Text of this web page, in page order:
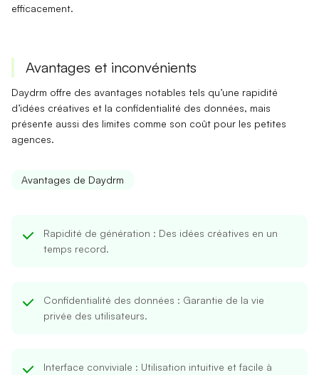
efficacement.
Avantages et inconvénients
Daydrm offre des avantages notables tels qu’une rapidité
d’idées créatives et la confidentialité des données, mais
présente aussi des limites comme son coût pour les petites
agences.
Avantages de Daydrm
Rapidité de génération : Des idées créatives en un
temps record.
Confidentialité des données : Garantie de la vie
privée des utilisateurs.
Interface conviviale : Utilisation intuitive et facile à